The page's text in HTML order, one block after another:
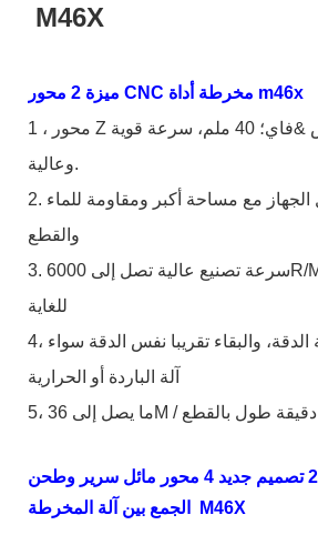
M46X
ميزة 2 محور CNC مخرطة أداة m46x
1 ، محور Z مع برغي الرصاص &فاي؛ 40 ملم، سرعة قوية
وعالية.
2. حماية كاملة داخل الجهاز مع مساحة أكبر ومقاومة للماء
والقطع
3. سرعة تصنيع عالية تصل إلى 6000R/M، لمسة نهائية ناعمة
للغاية
4، وتصنيع الآلات عالية الدقة، والبقاء تقريبا نفس الدقة سواء
آلة الباردة أو الحرارية
5، ما يصل إلى 36M / دقيقة طول بالقطع
المعلمة لعام 2018 تصميم جديد 4 محور مائل سرير وطحن
الجمع بين آلة المخرطة M46X